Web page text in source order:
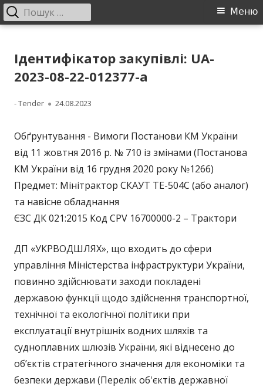
контенту
Головне
Меню
Пошук:
Ідентифікатор закупівлі: UA-
2023-08-22-012377-a
Автор
- Tender Опубліковано
24.08.2023
Обґрунтування - Вимоги Постанови КМ України
від 11 жовтня 2016 р. № 710 із змінами (Постанова
КМ України від 16 грудня 2020 року №1266)
Предмет: Мінітрактор СКАУТ ТЕ-504С (або аналог)
та навісне обладнання
ЄЗС ДК 021:2015 Код CPV 16700000-2 – Трактори
ДП «УКРВОДШЛЯХ», що входить до сфери
управління Міністерства інфраструктури України,
повинно здійснювати заходи покладені
державою функції щодо здійснення транспортної,
технічної та екологічної політики при
експлуатації внутрішніх водних шляхів та
судноплавних шлюзів України, які віднесено до
об’єктів стратегічного значення для економіки та
безпеки держави (Перелік об'єктів державної